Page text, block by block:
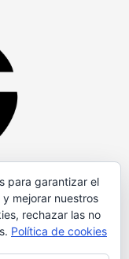
para garantizar el
mejorar nuestros
rechazar las no
Política de cookies